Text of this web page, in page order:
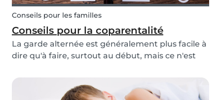
Conseils pour les familles
Conseils pour la coparentalité
La garde alternée est généralement plus facile à
dire qu'à faire, surtout au début, mais ce n'est
multiples avantages pour votre enfant et votre
famille dans son ensemble. Cela vaut donc l...